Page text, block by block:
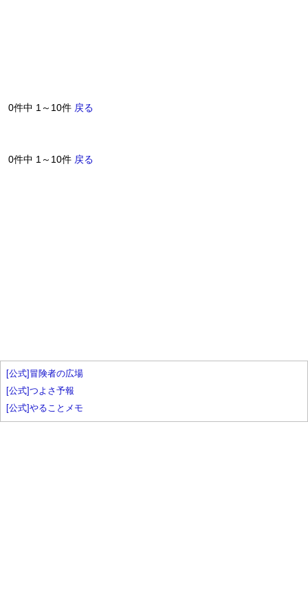
0件中 1～10件 戻る
0件中 1～10件 戻る
[公式]冒険者の広場
[公式]つよさ予報
[公式]やることメモ